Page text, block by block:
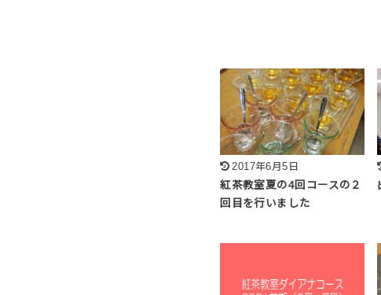
2017年6月5日
紅茶教室夏の4回コースの２
回目を行いました